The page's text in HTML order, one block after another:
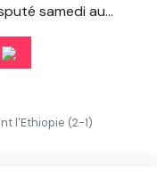
samedi au...
l'Ethiopie (2-1)